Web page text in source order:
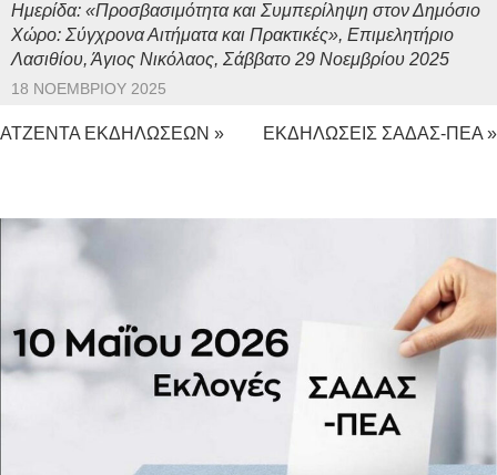
Ημερίδα: «Προσβασιμότητα και Συμπερίληψη στον Δημόσιο
Χώρο: Σύγχρονα Αιτήματα και Πρακτικές», Επιμελητήριο
Λασιθίου, Άγιος Νικόλαος, Σάββατο 29 Νοεμβρίου 2025
18 ΝΟΕΜΒΡΊΟΥ 2025
ΑΤΖΕΝΤΑ ΕΚΔΗΛΩΣΕΩΝ » ΕΚΔΗΛΩΣΕΙΣ ΣΑΔΑΣ-ΠΕΑ »